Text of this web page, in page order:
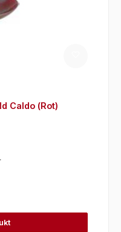
Caldo (Rot)